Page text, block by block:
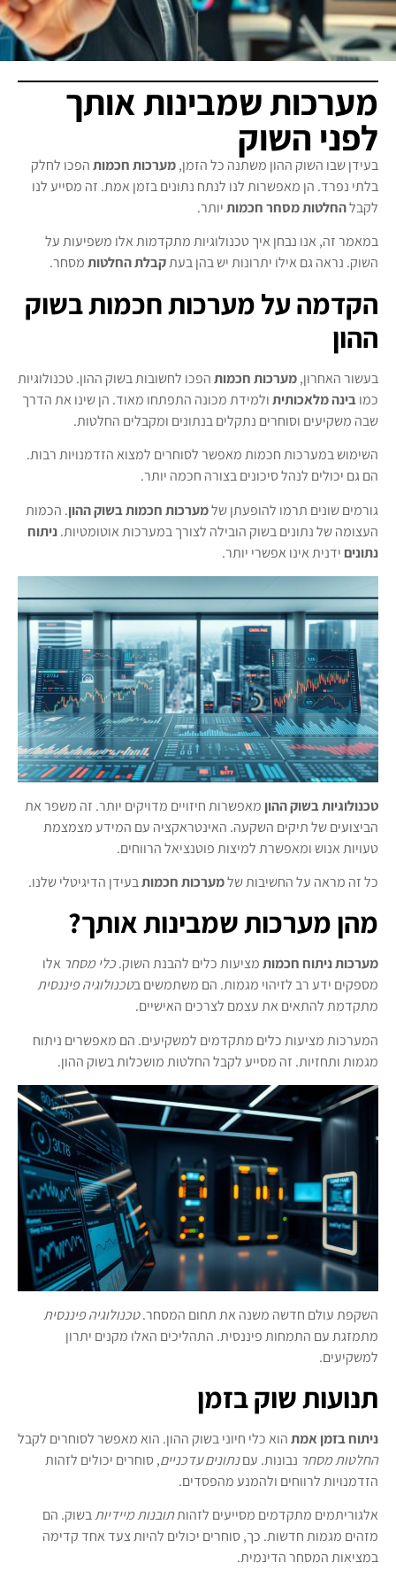
מערכות שמבינות אותך
לפני השוק
בעידן שבו השוק ההון משתנה כל הזמן,מערכות חכמותהפכו לחלק
בלתי נפרד. הן מאפשרות לנו לנתח נתונים בזמן אמת. זה מסייע לנו
לקבלהחלטות מסחר חכמותיותר.
במאמר זה, אנו נבחן איך טכנולוגיות מתקדמות אלו משפיעות על
השוק. נראה גם אילו יתרונות יש בהן בעתקבלת החלטותמסחר.
הקדמה על מערכות חכמות בשוק
ההון
בעשור האחרון,מערכות חכמותהפכו לחשובות בשוק ההון. טכנולוגיות
כמובינה מלאכותיתולמידת מכונה התפתחו מאוד. הן שינו את הדרך
שבה משקיעים וסוחרים נתקלים בנתונים ומקבלים החלטות.
השימוש במערכות חכמות מאפשר לסוחרים למצוא הזדמנויות רבות.
הם גם יכולים לנהל סיכונים בצורה חכמה יותר.
גורמים שונים תרמו להופעתן שלמערכות חכמות בשוק ההון. הכמות
העצומה של נתונים בשוק הובילה לצורך במערכות אוטומטיות.ניתוח
נתוניםידנית אינו אפשרי יותר.
טכנולוגיות בשוק ההוןמאפשרות חיזויים מדויקים יותר. זה משפר את
הביצועים של תיקים השקעה. האינטראקציה עם המידע מצמצמת
טעויות אנוש ומאפשרת למיצות פוטנציאל הרווחים.
כל זה מראה על החשיבות שלמערכות חכמותבעידן הדיגיטלי שלנו.
מהן מערכות שמבינות אותך?
מערכות ניתוח חכמותמציעות כלים להבנת השוק.כלי מסחר אלו
מספקים ידע רב לזיהוי מגמות. הם משתמשים בטכנולוגיה פיננסית
מתקדמת להתאים את עצמם לצרכים האישיים.
המערכות מציעות כלים מתקדמים למשקיעים. הם מאפשרים ניתוח
מגמות ותחזיות. זה מסייע לקבל החלטות מושכלות בשוק ההון.
השקפת עולם חדשה משנה את תחום המסחר.טכנולוגיה פיננסית
מתמזגת עם התמחות פיננסית. התהליכים האלו מקנים יתרון
למשקיעים.
תנועות שוק בזמן
ניתוח בזמן אמתהוא כלי חיוני בשוק ההון. הוא מאפשר לסוחרים לקבל
החלטות מסחר נבונות. עםנתונים עדכניים, סוחרים יכולים לזהות
הזדמנויות לרווחים ולהמנע מהפסדים.
אלגוריתמים מתקדמים מסייעים לזהותתובנות מיידיותבשוק. הם
מזהים מגמות חדשות. כך, סוחרים יכולים להיות צעד אחד קדימה
במציאות המסחר הדינמית.